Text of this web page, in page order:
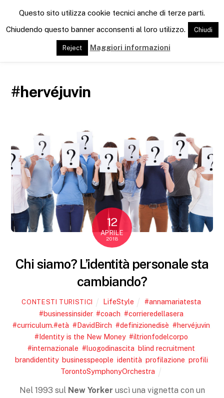
e
n
u
#hervéjuvin
12
APRILE
2018
Chi siamo? L’identità personale sta
cambiando?
CONTESTI TURISTICI LifeStyle #annamariatesta
#businessinsider, #coach #corrieredellasera
#curriculum.#età #DavidBirch #definizionedisè #hervéjuvin
#Identity is the New Money, #iltrionfodelcorpo
#internazionale #luogodinascita blind recruitment
brandidentity, businesspeople identità profilazione profili
TorontoSymphonyOrchestra
Nel 1993 sul New Yorker uscì una vignetta con un
Questo sito utilizza cookie tecnici anche di terze parti.
Chiudendo questo banner acconsenti al loro utilizzo.
Chiudi
Reject Maggiori informazioni